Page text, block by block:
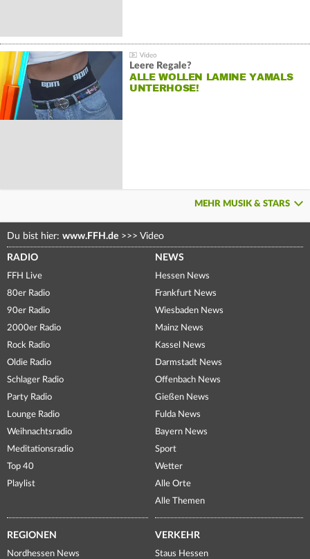
Leere Regale?
ALLE WOLLEN LAMINE YAMALS
UNTERHOSE!
MEHR MUSIK & STARS
Du bist hier: www.FFH.de >>> Video
RADIO
FFH Live
80er Radio
90er Radio
2000er Radio
Rock Radio
Oldie Radio
Schlager Radio
Party Radio
Lounge Radio
Weihnachtsradio
Meditationsradio
Top 40
Playlist
NEWS
Hessen News
Frankfurt News
Wiesbaden News
Mainz News
Kassel News
Darmstadt News
Offenbach News
Gießen News
Fulda News
Bayern News
Sport
Wetter
Alle Orte
Alle Themen
REGIONEN
Nordhessen News
VERKEHR
Staus Hessen